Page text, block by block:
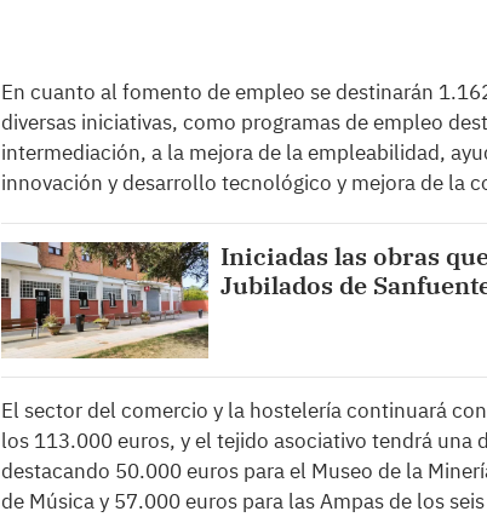
En cuanto al fomento de empleo se destinarán
diversas iniciativas, como programas de empleo
intermediación, a la mejora de la empleabilidad,
innovación y desarrollo tecnológico y mejora de la
Iniciadas las obras
Jubilados de
El sector del comercio y la hostelería continuará
los 113.000 euros, y el tejido asociativo tendrá una
destacando 50.000 euros para el Museo de la
de Música y 57.000 euros para las Ampas de los